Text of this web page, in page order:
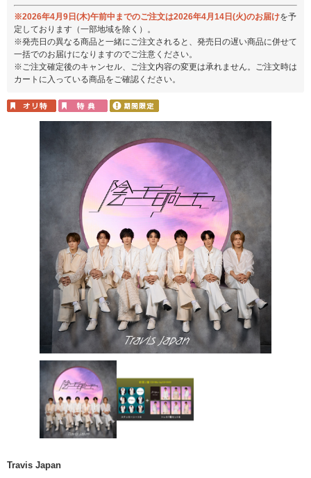
※2026年4月9日(木)午前中までのご注文は2026年4月14日(火)のお届けを予
定しております（一部地域を除く）。
※発売日の異なる商品と一緒にご注文されると、発売日の遅い商品に併せて
一括でのお届けになりますのでご注意ください。
※ご注文確定後のキャンセル、ご注文内容の変更は承れません。ご注文時は
カートに入っている商品をご確認ください。
Travis Japan